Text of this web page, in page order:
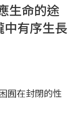
生命的途
有序生長
囿在封閉的性